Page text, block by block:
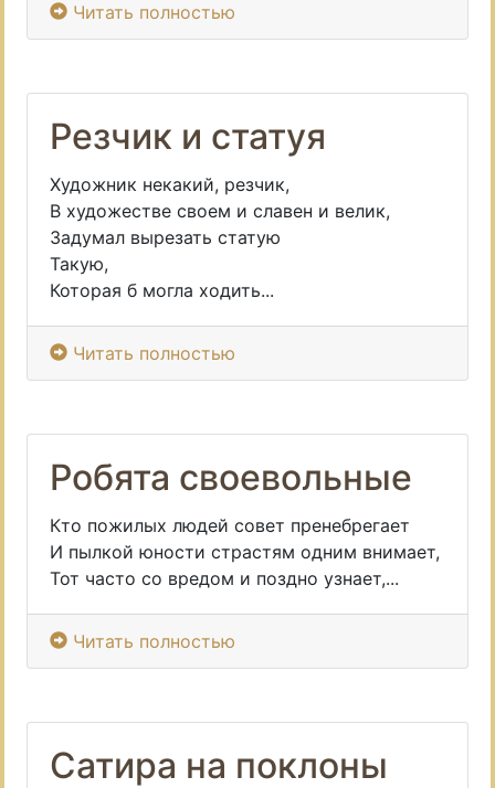
Читать полностью
Резчик и статуя
Художник некакий, резчик,
В художестве своем и славен и велик,
Задумал вырезать статую
Такую,
Которая б могла ходить...
Читать полностью
Робята своевольные
Кто пожилых людей совет пренебрегает
И пылкой юности страстям одним внимает,
Тот часто со вредом и поздно узнает,...
Читать полностью
Сатира на поклоны